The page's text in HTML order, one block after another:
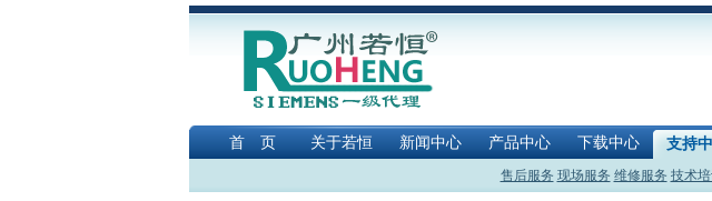
首 页 关于若恒 新闻中心 产品中心 下载中心 支持
售后服务 现场服务 维修服务 技术培